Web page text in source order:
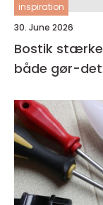
inspiration
30. June 2026
Bostik stærke lim- og klæbeløsninger til
både gør-